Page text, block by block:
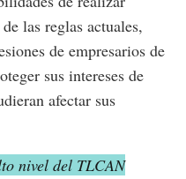
las reglas actuales,
de empresarios de
sus intereses de
afectar sus
nivel del TLCAN